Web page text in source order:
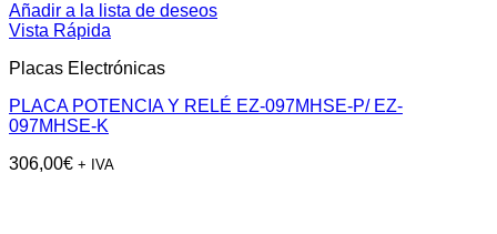
Añadir a la lista de deseos
Vista Rápida
Placas Electrónicas
PLACA POTENCIA Y RELÉ EZ-097MHSE-P/ EZ-
097MHSE-K
306,00€ + IVA